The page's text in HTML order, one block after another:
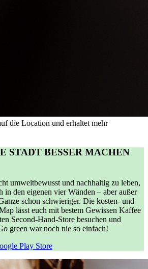
die Location und erhaltet mehr
STADT BESSER MACHEN
umweltbewusst und nachhaltig zu leben,
in den eigenen vier Wänden – aber außer
schon schwieriger. Die kosten- und
lässt euch mit bestem Gewissen Kaffee
Second-Hand-Store besuchen und
green war noch nie so einfach!
Play Store